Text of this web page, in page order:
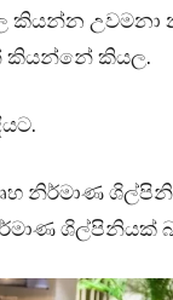
කියන්න උවමනා
කියන්නේ කියල.
නිර්මාණ
ශිල්පිනියක්